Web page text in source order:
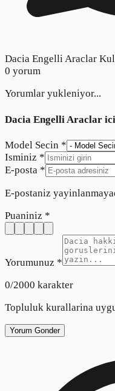
Dacia Engelli Araclar
0 yorum
Yorumlar yukleniyor...
Dacia Engelli Araclar
Model Secin *
Isminiz *
E-posta *
E-postaniz
Puaniniz *
Yorumunuz *
0/2000 karakter
Topluluk kurallarina
Yorum Gonder